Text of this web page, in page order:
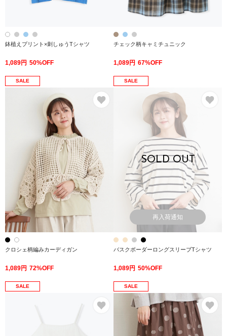
鉢植えプリント×刺しゅうTシャツ
1,089円 50%OFF
チェック柄キャミチュニック
1,089円 67%OFF
SALE
クロシェ柄編みカーディガン
1,089円 72%OFF
SALE
SOLD OUT
再入荷通知
バスクボーダーロングスリーブTシャツ
1,089円 50%OFF
SALE
お気に入り
SALE